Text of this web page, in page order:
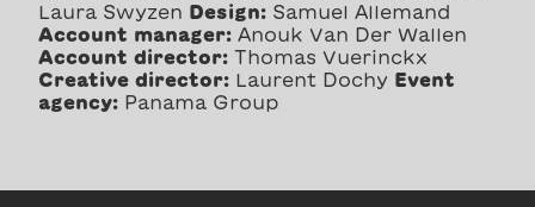
Laura Swyzen Design: Samuel Allemand
Account manager: Anouk Van Der Wallen
Account director: Thomas Vuerinckx
Creative director: Laurent Dochy Event
agency: Panama Group